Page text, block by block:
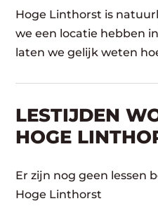
Hoge Linthorst is
we een locatie hebben
laten we gelijk weten
LESTIJDEN
HOGE
Er zijn nog geen lessen
Hoge Linthorst